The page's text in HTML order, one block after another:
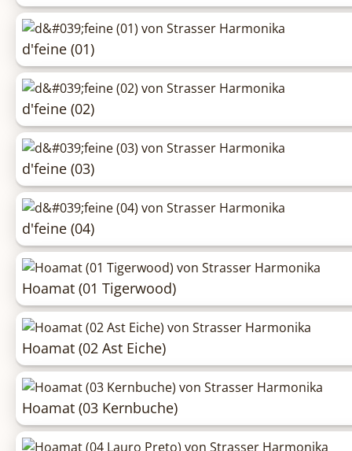
d'feine (01)
d'feine (02)
d'feine (03)
d'feine (04)
Hoamat (01 Tigerwood)
Hoamat (02 Ast Eiche)
Hoamat (03 Kernbuche)